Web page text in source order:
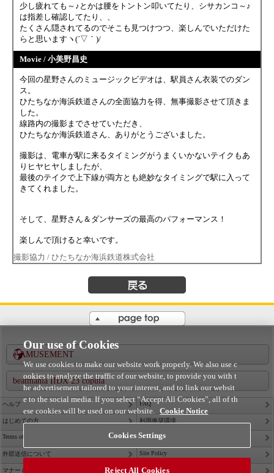
少し疲れても～♪とかは腰をトントン叩いてたり、シサカンコ～♪
は指差し確認してたり、、
たくさん隠されてるのでそこも見つけつつ、楽しんでいただけた
らと思いますヽ(´▽｀)/
Movie / 小美野昌史
今回の星野さんのミュージックビデオは、駅員さん衣装でのダン
ス。
ひたちなか海浜鉄道さんの全面協力を得、無事撮影させて頂きま
した。
線路内の撮影までさせていただき、
ひたちなか海浜鉄道さん、ありがとうございました。
撮影は、電車が駅に来るタイミングがうまくいかないテイクもあ
りヒヤヒヤしましたが、
最後のテイクで上下線が両方とも絶妙なタイミングで駅に入って
きてくれました。
そして、星野さん＆ダンサーズの最高のパフォーマンス！
楽しんで頂けると幸いです。
撮影協力 / ひたちなか海浜鉄道株式会社
e-AMUSEMENT
beatmania IIDX 23 copula
ヘルプ FAQ
はじめての方 利用推奨環境
Terms of Service Privacy Policy
外部送信について Site Policy
マナー＆ルール Contact Us
Our use of Cookies
We use cookies to make our website work properly. We also use c
ookies to analyze the traffic of our website, to provide you with t
he advertisement tailored to your interest, and to link our websit
e to the social media. If you select “Accept All Cookies”, all of th
ese cookies will be used on our website. Cookie Notice
Cookies Settings
Reject All Cookies